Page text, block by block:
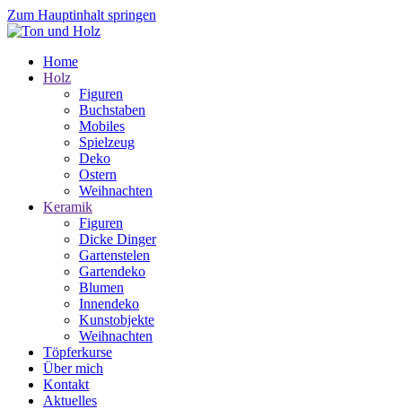
Zum Hauptinhalt springen
Home
Holz
Figuren
Buchstaben
Mobiles
Spielzeug
Deko
Ostern
Weihnachten
Keramik
Figuren
Dicke Dinger
Gartenstelen
Gartendeko
Blumen
Innendeko
Kunstobjekte
Weihnachten
Töpferkurse
Über mich
Kontakt
Aktuelles